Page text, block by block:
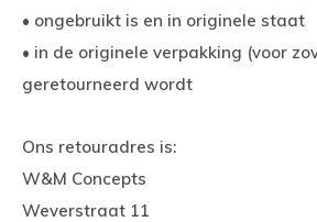
• ongebruikt is en in originele staat
• in de originele verpakking (voor
geretourneerd wordt
Ons retouradres is:
W&M Concepts
Weverstraat 11